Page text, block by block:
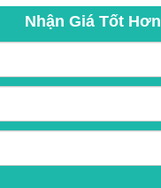
Nhận Giá Tốt Hơn